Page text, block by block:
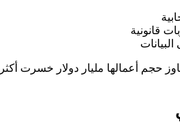
قانونية
حجم أعمالها مليار دولار